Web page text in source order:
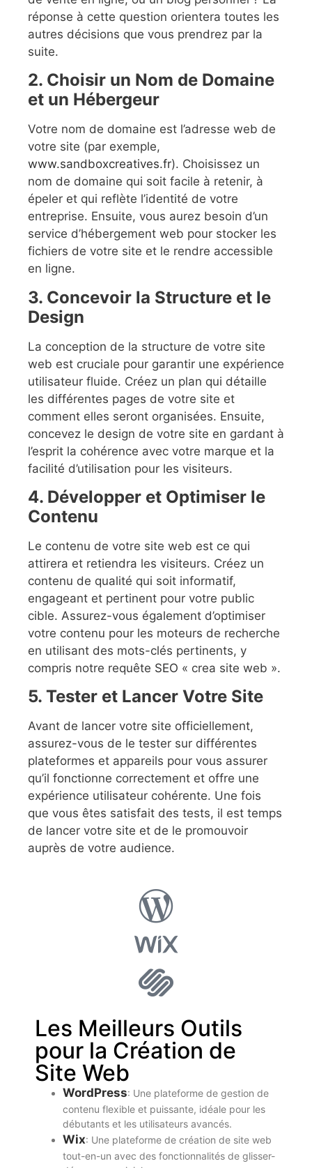
réponse à cette question orientera toutes les
autres décisions que vous prendrez par la
suite.
2. Choisir un Nom de Domaine
et un Hébergeur
Votre nom de domaine est l’adresse web de
votre site (par exemple,
www.sandboxcreatives.fr). Choisissez un
nom de domaine qui soit facile à retenir, à
épeler et qui reflète l’identité de votre
entreprise. Ensuite, vous aurez besoin d’un
service d’hébergement web pour stocker les
fichiers de votre site et le rendre accessible
en ligne.
3. Concevoir la Structure et le
Design
La conception de la structure de votre site
web est cruciale pour garantir une expérience
utilisateur fluide. Créez un plan qui détaille
les différentes pages de votre site et
comment elles seront organisées. Ensuite,
concevez le design de votre site en gardant à
l’esprit la cohérence avec votre marque et la
facilité d’utilisation pour les visiteurs.
4. Développer et Optimiser le
Contenu
Le contenu de votre site web est ce qui
attirera et retiendra les visiteurs. Créez un
contenu de qualité qui soit informatif,
engageant et pertinent pour votre public
cible. Assurez-vous également d’optimiser
votre contenu pour les moteurs de recherche
en utilisant des mots-clés pertinents, y
compris notre requête SEO « crea site web ».
5. Tester et Lancer Votre Site
Avant de lancer votre site officiellement,
assurez-vous de le tester sur différentes
plateformes et appareils pour vous assurer
qu’il fonctionne correctement et offre une
expérience utilisateur cohérente. Une fois
que vous êtes satisfait des tests, il est temps
de lancer votre site et de le promouvoir
auprès de votre audience.
Les Meilleurs Outils
pour la Création de
Site Web
WordPress: Une plateforme de gestion de
contenu flexible et puissante, idéale pour les
débutants et les utilisateurs avancés.
Wix: Une plateforme de création de site web
tout-en-un avec des fonctionnalités de glisser-